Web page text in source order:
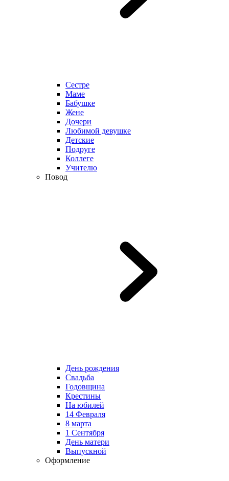
Сестре
Маме
Бабушке
Жене
Дочери
Любимой девушке
Детские
Подруге
Коллеге
Учителю
Повод
День рождения
Свадьба
Годовщина
Крестины
На юбилей
14 Февраля
8 марта
1 Сентября
День матери
Выпускной
Оформление